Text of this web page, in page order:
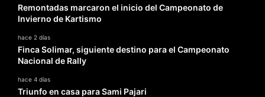
Remontadas marcaron el inicio del Campeonato de
Invierno de Kartismo
hace 2 días
Finca Solimar, siguiente destino para el Campeonato
Nacional de Rally
hace 4 días
Triunfo en casa para Sami Pajari